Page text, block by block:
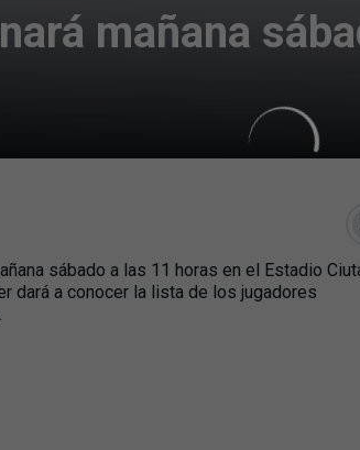
mañana
sábado a las 11 horas en el Estadio
dará a conocer la lista de los jugadores